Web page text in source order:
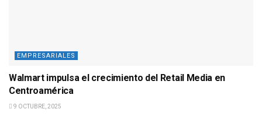
EMPRESARIALES
Walmart impulsa el crecimiento del Retail Media en
Centroamérica
9 OCTUBRE, 2025